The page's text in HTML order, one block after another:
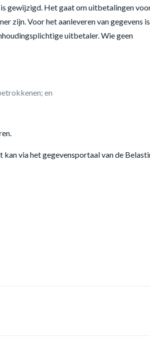
gewijzigd. Het gaat om uitbetalingen
zijn. Voor het aanleveren van gegevens
uitbetaler. Wie geen
en
via het gegevensportaal van de